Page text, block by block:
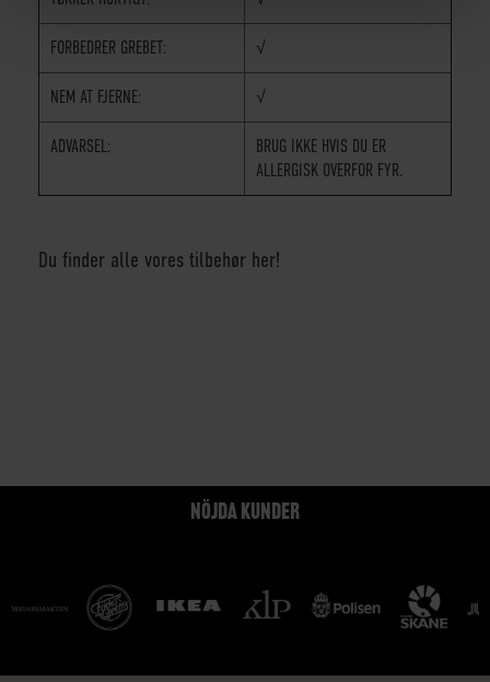
FORBEDRER GREBET: √
NEM AT FJERNE: √
ADVARSEL:
BRUG IKKE HVIS DU ER
ALLERGISK OVERFOR FYR.
Du finder alle vores tilbehør her!
NÖJDA KUNDER